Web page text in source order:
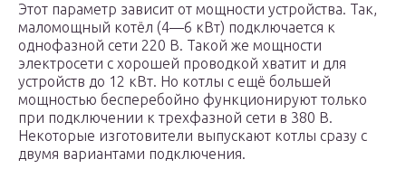
Этот параметр зависит от мощности устройства. Так,
маломощный котёл (4—6 кВт) подключается к
однофазной сети 220 В. Такой же мощности
электросети с хорошей проводкой хватит и для
устройств до 12 кВт. Но котлы с ещё большей
мощностью бесперебойно функционируют только
при подключении к трехфазной сети в 380 В.
Некоторые изготовители выпускают котлы сразу с
двумя вариантами подключения.